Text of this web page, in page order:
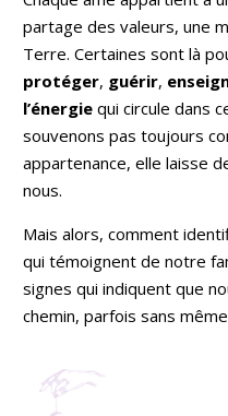
partage des valeurs, une
Terre. Certaines sont là
protéger, guérir,
l’énergie qui circule dans
souvenons pas toujours
appartenance, elle laisse
nous.
Mais alors, comment
qui témoignent de notre
signes qui indiquent que
chemin, parfois sans